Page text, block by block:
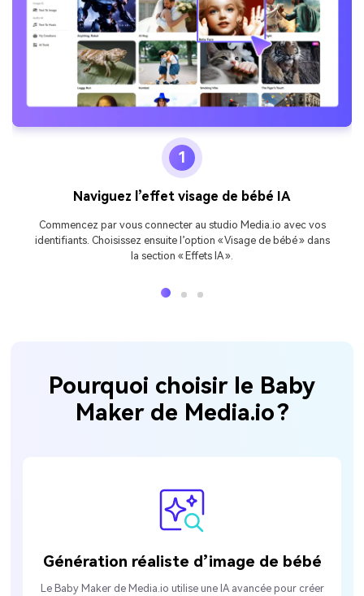
1
Naviguez l’effet visage de bébé IA
Commencez par vous connecter au studio Media.io avec vos
identifiants. Choisissez ensuite l’option « Visage de bébé » dans
la section « Effets IA ».
Pourquoi choisir le Baby
Maker de Media.io ?
Génération réaliste d’image de bébé
Le Baby Maker de Media.io utilise une IA avancée pour créer